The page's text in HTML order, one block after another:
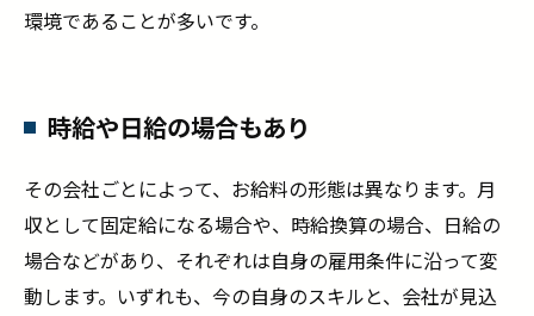
環境であることが多いです。
時給や日給の場合もあり
その会社ごとによって、お給料の形態は異なります。月
収として固定給になる場合や、時給換算の場合、日給の
場合などがあり、それぞれは自身の雇用条件に沿って変
動します。いずれも、今の自身のスキルと、会社が見込